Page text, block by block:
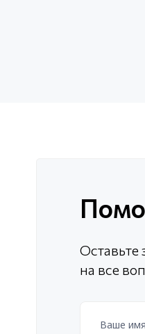
Оставьте
на все